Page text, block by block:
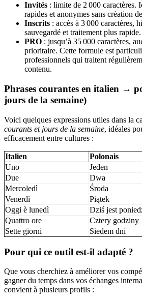
Invités : limite de 2 000 caractères.
rapides et anonymes sans création
Inscrits : accès à 3 000 caractères,
sauvegardé et traitement plus rapide.
PRO : jusqu’à 35 000 caractères,
prioritaire. Cette formule est
professionnels qui traitent
contenu.
Phrases courantes en italien →
jours de la semaine)
Voici quelques expressions utiles dans la
courants et jours de la semaine, idéales
efficacement entre cultures :
Italien
Polonais
Uno
Jeden
Due
Dwa
Mercoledì
Środa
Venerdì
Piątek
Oggi è lunedì
Dziś jest
Quattro ore
Cztery godziny
Sette giorni
Siedem dni
Pour qui ce outil est-il adapté ?
Que vous cherchiez à améliorer vos
gagner du temps dans vos échanges
convient à plusieurs profils :